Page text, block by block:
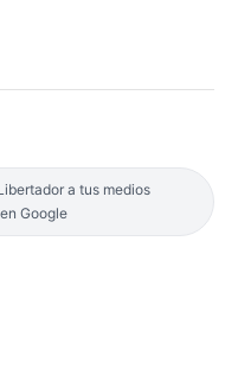
a tus medios
Google